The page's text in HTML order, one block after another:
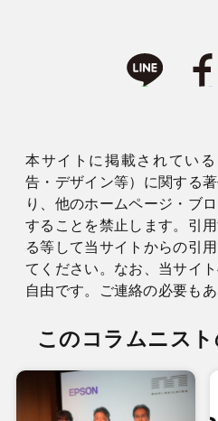
本サイトに掲載されてい
告・デザイン等）に関する
り、他のホームページ・ブ
することを禁止します。引
る等して当サイトからの引
てください。なお、当サイ
自由です。ご連絡の必要もあ
このコラムニス